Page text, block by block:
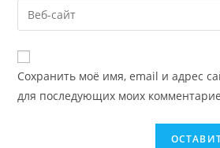
Сохранить моё имя, email и адрес
для последующих моих